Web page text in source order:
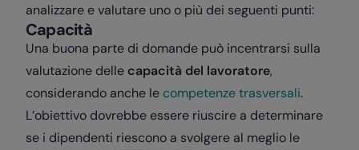
analizzare e valutare uno o più dei seguenti punti:
Capacità
Una buona parte di domande può incentrarsi sulla
valutazione delle capacità del lavoratore,
considerando anche le competenze trasversali.
L’obiettivo dovrebbe essere riuscire a determinare
se i dipendenti riescono a svolgere al meglio le